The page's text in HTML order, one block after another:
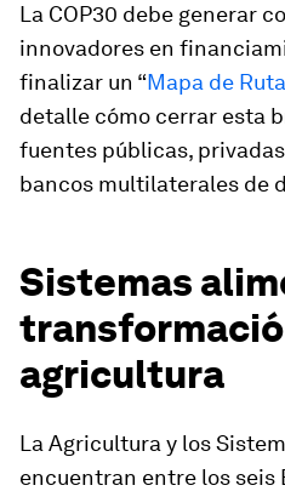
La COP30 debe generar
innovadores en
finalizar un “Mapa de
detalle cómo cerrar esta
fuentes públicas,
bancos multilaterales de
Sistemas
agricultura
La Agricultura y los
encuentran entre los seis